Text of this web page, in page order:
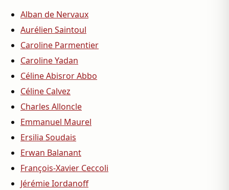
Alban de Nervaux
Aurélien Saintoul
Caroline Parmentier
Caroline Yadan
Céline Abisror Abbo
Céline Calvez
Charles Alloncle
Emmanuel Maurel
Ersilia Soudais
Erwan Balanant
François-Xavier Ceccoli
Jérémie Iordanoff